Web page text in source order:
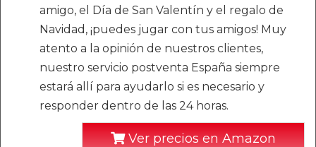
amigo, el Día de San Valentín y el regalo de
Navidad, ¡puedes jugar con tus amigos! Muy
atento a la opinión de nuestros clientes,
nuestro servicio postventa España siempre
estará allí para ayudarlo si es necesario y
responder dentro de las 24 horas.
Ver precios en Amazon